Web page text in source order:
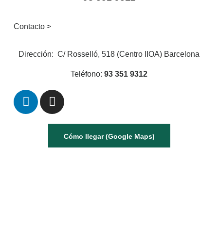
Contacto >
Dirección: C/ Rosselló, 518 (Centro IIOA) Barcelona
Teléfono: 93 351 9312
Cómo llegar (Google Maps)